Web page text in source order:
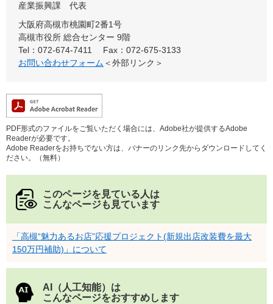
産業振興課
代表
大阪府高槻市桃園町2番1号
高槻市役所 総合センター 9階
Tel：072-674-7411
Fax：072-675-3133
お問い合わせフォーム ＜外部リンク＞
PDF形式のファイルをご覧いただく場合には、Adobe社が提供するAdobe
Readerが必要です。
Adobe Readerをお持ちでない方は、バナーのリンク先からダウンロードしてく
ださい。（無料）
このページを見ている人は
こんなページも見ています
「高槻“魅力あるお店”応援プロジェクト(新規出店改装費を最大
150万円補助)」について
AI（人工知能）は
こんなページをおすすめします